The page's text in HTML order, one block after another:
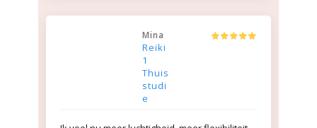
Mina
Reiki
1
Thuis
studi
e